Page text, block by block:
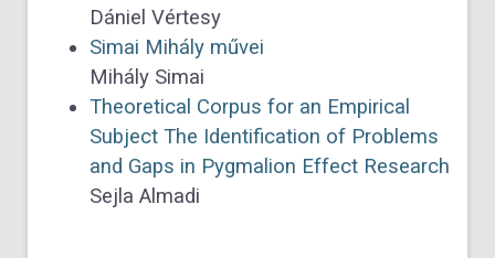
Dániel Vértesy
Simai Mihály művei
Mihály Simai
Theoretical Corpus for an Empirical
Subject The Identification of Problems
and Gaps in Pygmalion Effect Research
Sejla Almadi